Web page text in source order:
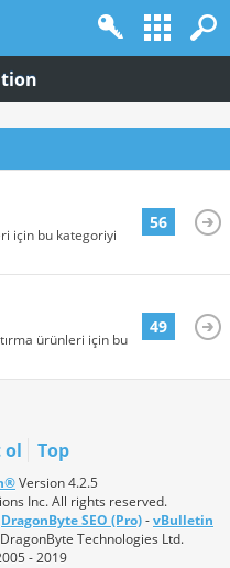
için bu kategoriyi
56
ürünleri için bu
49
ol Top
Version 4.2.5
Inc. All rights reserved.
DragonByte SEO (Pro)-vBulletin
Technologies Ltd.
- 2019